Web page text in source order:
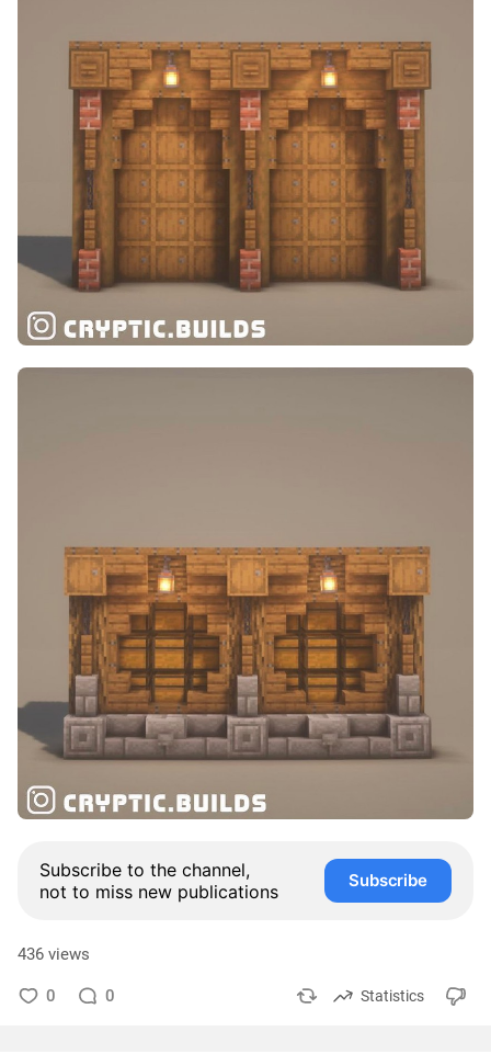
Subscribe to the channel,
not to miss new publications
Subscribe
436 views
0 0 Statistics